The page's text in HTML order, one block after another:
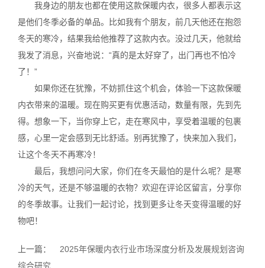
我身边的朋友也都在使用这款保暖内衣，很多人都表示这
是他们冬季必备的单品。比如我有个朋友，前几天他还在抱怨
冬天的寒冷，结果我给他推荐了这款内衣。没过几天，他就给
我发了消息，兴奋地说：“真的是太好穿了，出门再也不怕冷
了！”
如果你还在犹豫，不妨抓住这个机会，体验一下这款保暖
内衣带来的温暖。现在购买更有优惠活动，数量有限，先到先
得。想象一下，当你穿上它，走在寒风中，享受着温暖的包裹
感，心里一定会感到无比舒适。别再犹豫了，快来加入我们，
让这个冬天不再寒冷！
最后，我想问问大家，你们在冬天最怕的是什么呢？是寒
冷的天气，还是不够温暖的衣物？欢迎在评论区留言，分享你
的冬季故事。让我们一起讨论，找到更多让冬天变得温暖的好
物吧！
上一篇：
2025年保暖内衣行业市场深度分析及发展规划咨询
综合研究